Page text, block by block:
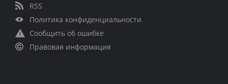
RSS
Политика конфиденциальности
Сообщить об ошибке
Правовая информация